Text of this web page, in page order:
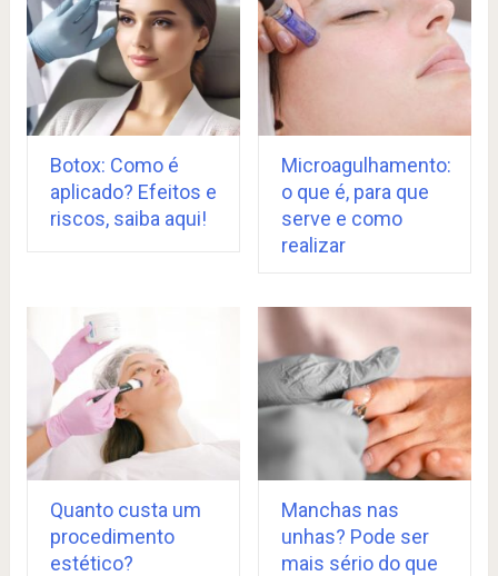
Botox: Como é
aplicado? Efeitos e
riscos, saiba aqui!
Microagulhamento:
o que é, para que
serve e como
realizar
Quanto custa um
procedimento
estético?
Manchas nas
unhas? Pode ser
mais sério do que